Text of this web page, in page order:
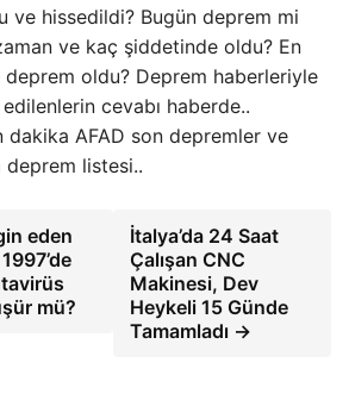
ve hissedildi? Bugün deprem mi
ve kaç şiddetinde oldu? En
oldu? Deprem haberleriyle
cevabı haberde..
dakika AFAD son depremler ve
listesi..
eden
mü?
İtalya’da 24 Saat
Çalışan CNC
Makinesi, Dev
Heykeli 15 Günde
Tamamladı →